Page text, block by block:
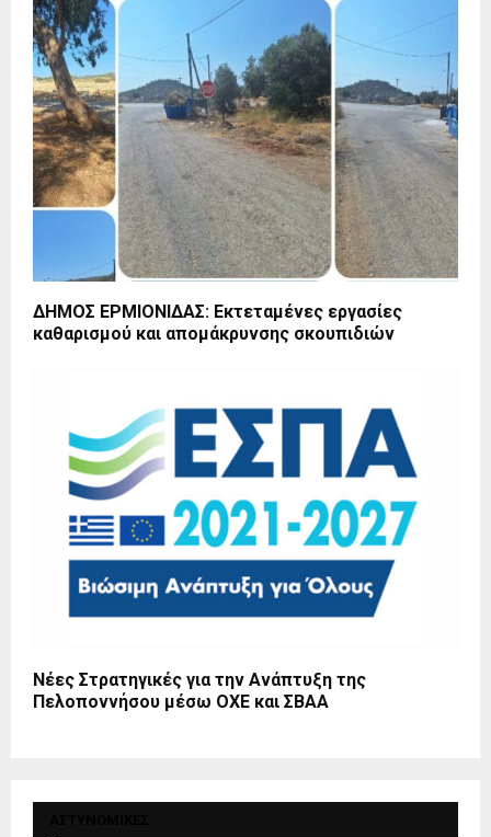
ΔΗΜΟΣ ΕΡΜΙΟΝΙΔΑΣ: Εκτεταμένες εργασίες
καθαρισμού και απομάκρυνσης σκουπιδιών
Νέες Στρατηγικές για την Ανάπτυξη της
Πελοποννήσου μέσω ΟΧΕ και ΣΒΑΑ